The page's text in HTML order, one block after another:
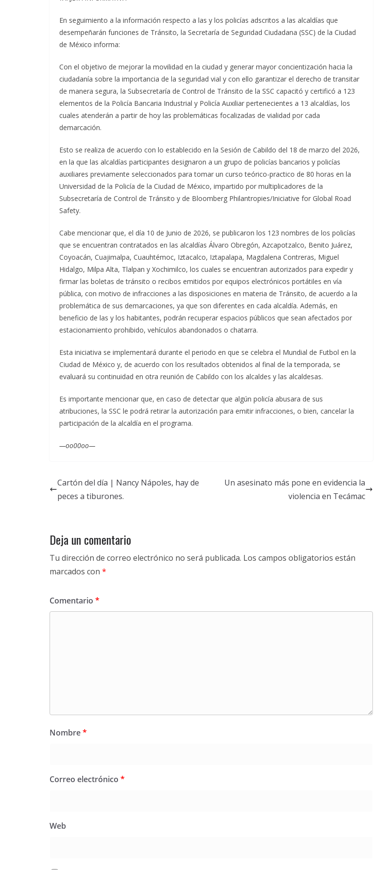
En seguimiento a la información respecto a las y los policías adscritos a las alcaldías que
desempeñarán funciones de Tránsito, la Secretaría de Seguridad Ciudadana (SSC) de la Ciudad
de México informa:
Con el objetivo de mejorar la movilidad en la ciudad y generar mayor concientización hacia la
ciudadanía sobre la importancia de la seguridad vial y con ello garantizar el derecho de transitar
de manera segura, la Subsecretaría de Control de Tránsito de la SSC capacitó y certificó a 123
elementos de la Policía Bancaria Industrial y Policía Auxiliar pertenecientes a 13 alcaldías, los
cuales atenderán a partir de hoy las problemáticas focalizadas de vialidad por cada
demarcación.
Esto se realiza de acuerdo con lo establecido en la Sesión de Cabildo del 18 de marzo del 2026,
en la que las alcaldías participantes designaron a un grupo de policías bancarios y policías
auxiliares previamente seleccionados para tomar un curso teórico-practico de 80 horas en la
Universidad de la Policía de la Ciudad de México, impartido por multiplicadores de la
Subsecretaría de Control de Tránsito y de Bloomberg Philantropies/Iniciative for Global Road
Safety.
Cabe mencionar que, el día 10 de Junio de 2026, se publicaron los 123 nombres de los policías
que se encuentran contratados en las alcaldías Álvaro Obregón, Azcapotzalco, Benito Juárez,
Coyoacán, Cuajimalpa, Cuauhtémoc, Iztacalco, Iztapalapa, Magdalena Contreras, Miguel
Hidalgo, Milpa Alta, Tlalpan y Xochimilco, los cuales se encuentran autorizados para expedir y
firmar las boletas de tránsito o recibos emitidos por equipos electrónicos portátiles en vía
pública, con motivo de infracciones a las disposiciones en materia de Tránsito, de acuerdo a la
problemática de sus demarcaciones, ya que son diferentes en cada alcaldía. Además, en
beneficio de las y los habitantes, podrán recuperar espacios públicos que sean afectados por
estacionamiento prohibido, vehículos abandonados o chatarra.
Esta iniciativa se implementará durante el periodo en que se celebra el Mundial de Futbol en la
Ciudad de México y, de acuerdo con los resultados obtenidos al final de la temporada, se
evaluará su continuidad en otra reunión de Cabildo con los alcaldes y las alcaldesas.
Es importante mencionar que, en caso de detectar que algún policía abusara de sus
atribuciones, la SSC le podrá retirar la autorización para emitir infracciones, o bien, cancelar la
participación de la alcaldía en el programa.
—oo00oo—
Cartón del día | Nancy Nápoles, hay de
peces a tiburones.
Un asesinato más pone en evidencia la
violencia en Tecámac
Deja un comentario
Tu dirección de correo electrónico no será publicada. Los campos obligatorios están
marcados con *
Comentario *
Nombre*
Correo electrónico *
Web